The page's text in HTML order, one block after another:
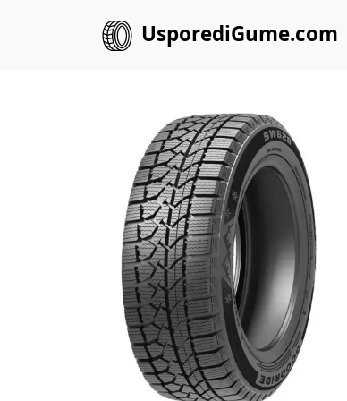
UsporediGume.com